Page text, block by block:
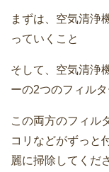
まずは、空気清浄
っていくこと
そして、空気清浄
ーの2つのフィルタ
この両方のフィル
コリなどがずっと
麗に掃除してくだ